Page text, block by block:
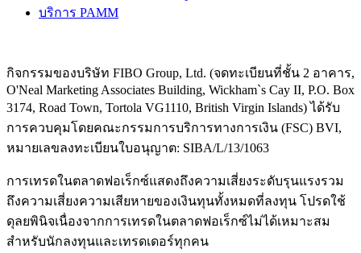
บริการ PAMM
กิจกรรมของบริษัท FIBO Group, Ltd. (จดทะเบียนที่ชั้น 2 อาคาร,
O'Neal Marketing Associates Building, Wickham`s Cay II, P.O. Box
3174, Road Town, Tortola VG1110, British Virgin Islands) ได้รับ
การควบคุมโดยคณะกรรมการบริการทางการเงิน (FSC) BVI,
หมายเลขลงทะเบียนใบอนุญาต: SIBA/L/13/1063
การเทรดในตลาดฟอเร็กซ์แสดงถึงความเสี่ยงระดับรุนแรงรวม
ถึงความเสี่ยงความเสียหายของเงินทุนทั้งหมดที่ลงทุน โปรดใช้
ดุลยพินิจเนื่องจากการเทรดในตลาดฟอเร็กซ์ไม่ได้เหมาะสม
สำหรับนักลงทุนและเทรดเดอร์ทุกคน